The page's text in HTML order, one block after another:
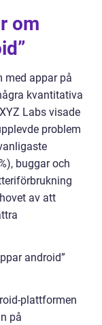
om
med appar på
kvantitativa
Labs visade
problem
buggar och
av att
android”
plattformen
på